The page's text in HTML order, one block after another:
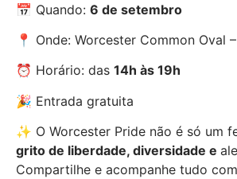
📅 Quando: 6 de setembro
📍 Onde: Worcester Common Oval
⏰ Horário: das 14h às 19h
🎉 Entrada gratuita
✨ O Worcester Pride não é só um
grito de liberdade, diversidade e
Compartilhe e acompanhe tudo